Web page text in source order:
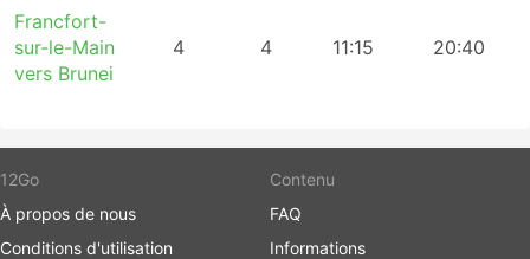
Francfort-
sur-le-Main
vers Brunei
4 4 11:15 20:40
12Go
À propos de nous
Conditions d'utilisation
Contenu
FAQ
Informations